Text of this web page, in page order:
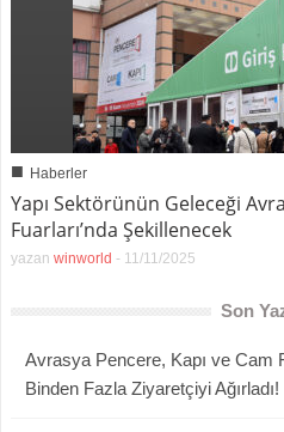
■ Haberler
Yapı Sektörünün Geleceği
Fuarları’nda Şekillenecek
yazan winworld - 11/11/2025
Son
Avrasya Pencere, Kapı ve Cam
Binden Fazla Ziyaretçiyi Ağırladı!